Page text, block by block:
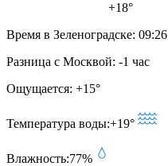
+18°
Время в Зеленоградске: 09:26
Разница с Москвой: -1 час
Ощущается: +15°
Температура воды:+19°
Влажность:77%